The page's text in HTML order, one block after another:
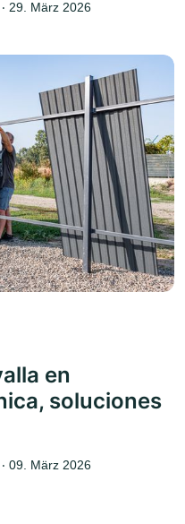
‧ 29. März 2026
en
soluciones
‧ 09. März 2026